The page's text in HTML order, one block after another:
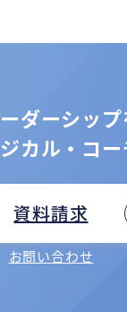
ダーシッ
カル・コ
資料請求
お問い合わせ